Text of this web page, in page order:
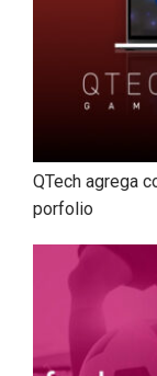
QTech agrega
porfolio